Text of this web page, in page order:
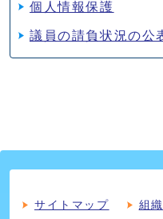
個人情報保護
議員の請負状況の公
サイトマップ 組